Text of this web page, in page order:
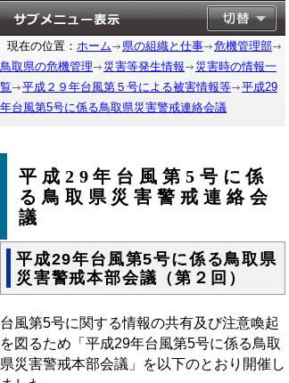
現在の位置： ホーム 県の組織と仕事
危機管理部
鳥取県の危機管理
災害等発生情報
災害時の情報一
覧
平成２９年台風第５号による被害情報等
平成29
年台風第5号に係る鳥取県災害警戒連絡会議
平成29年台風第5号に係
る鳥取県災害警戒連絡会
議
平成29年台風第5号に係る鳥取県
災害警戒本部会議（第２回）
台風第5号に関する情報の共有及び注意喚起
を図るため「平成29年台風第5号に係る鳥取
県災害警戒本部会議」を以下のとおり開催し